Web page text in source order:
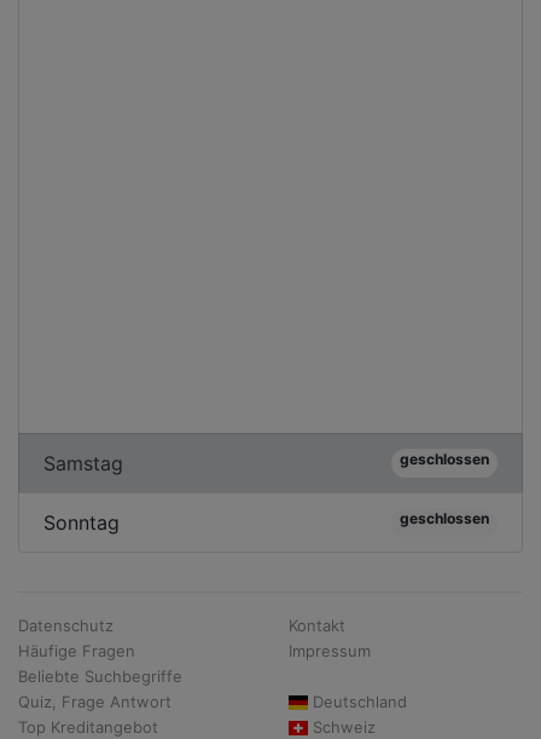
Samstag geschlossen
Sonntag geschlossen
Datenschutz
Häufige Fragen
Beliebte Suchbegriffe
Quiz, Frage Antwort
Top Kreditangebot
Kontakt
Impressum
Deutschland
Schweiz